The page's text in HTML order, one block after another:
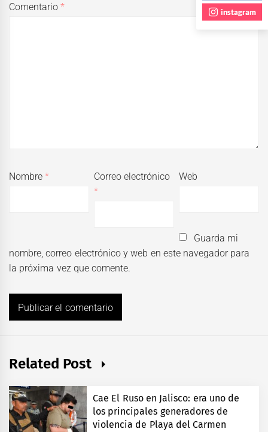
Comentario*
Nombre*
Correo electrónico
*
Web
Guarda mi
nombre, correo electrónico y web en este navegador para
la próxima vez que comente.
Related Post
Cae El Ruso en Jalisco: era uno de
los principales generadores de
violencia de Playa del Carmen
instagram